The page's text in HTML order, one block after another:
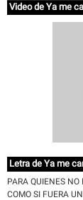
Video de Ya me
Letra de Ya me
PARA QUIENES
COMO SI FUERA